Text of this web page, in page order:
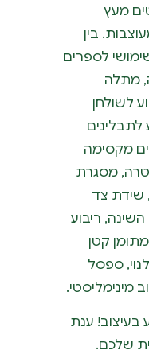
מעץ
בין
לספרים
מתלה
לשולחן
מקסימה
מסגרת
שידת צד
ריבוע
קטן
ספסל
מינימליסטי.
בעיצוב! ענת
שלכם.